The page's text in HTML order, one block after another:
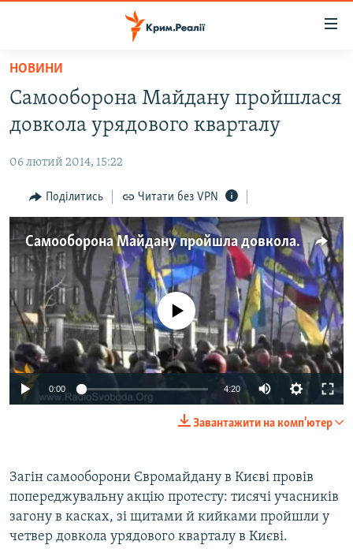
Перейти
основного
матеріалу
до
навігації
Перейти
до
пошуку
ВІДЕО ТА ФОТО
ПОЛІТИКА
БЛОГИ
ПОГЛЯД
ІНТЕРВ'Ю
ВСЕ ЗА ДЕНЬ
СПЕЦПРОЕКТИ
ДЕПОРТАЦІЯ
ВІДЕОУРОКИ «ELIFBE»
СВІДЧЕННЯ ОКУПАЦІЇ
ЯК ОБІЙТИ БЛОКУВАННЯ
Русский
Qırımtatar
Усі сайти RFE/RL
НОВИНИ
Самооборона Майдану пройшлася
довкола урядового кварталу
06 лютий 2014, 15:22
Поділитись Читати без VPN
Самооборона Майдану пройшла довкола уряду й парламенту
No media source currently available
0:00 4:20
Завантажити на комп'ютер
Загін самооборони Євромайдану в Києві провів
попереджувальну акцію протесту: тисячі учасників
загону в касках, зі щитами й кийками пройшли у
четвер довкола урядового кварталу в Києві.